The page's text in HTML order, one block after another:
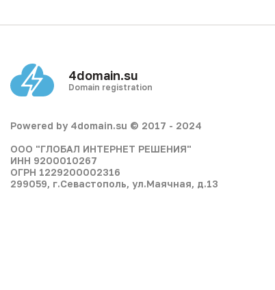
4domain.su
Domain registration
Powered by 4domain.su © 2017 - 2024
ООО "ГЛОБАЛ ИНТЕРНЕТ РЕШЕНИЯ"
ИНН 9200010267
ОГРН 1229200002316
299059, г.Севастополь, ул.Маячная, д.13